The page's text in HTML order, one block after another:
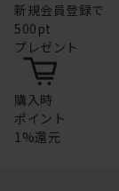
新規会員登録で
500pt
プレゼント
購入時
ポイント
1%還元